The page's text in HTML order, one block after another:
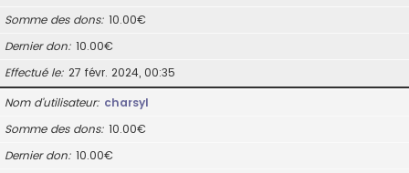
Somme des dons 10.00€
Dernier don 10.00€
Effectué le 27 févr. 2024, 00:35
Nom d’utilisateur charsyl
Somme des dons 10.00€
Dernier don 10.00€